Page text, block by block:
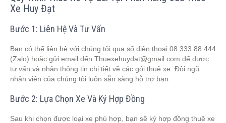
Xe Huy Đạt
Bước 1: Liên Hệ Và Tư Vấn
Bạn có thể liên hệ với chúng tôi qua số điện thoại 08 333 88 444
(Zalo) hoặc gửi email đến Thuexehuydat@gmail.com để được
tư vấn và nhận thông tin chi tiết về các gói thuê xe. Đội ngũ
nhân viên của chúng tôi luôn sẵn sàng hỗ trợ bạn.
Bước 2: Lựa Chọn Xe Và Ký Hợp Đồng
Sau khi chọn được loại xe phù hợp, bạn sẽ ký hợp đồng thuê xe